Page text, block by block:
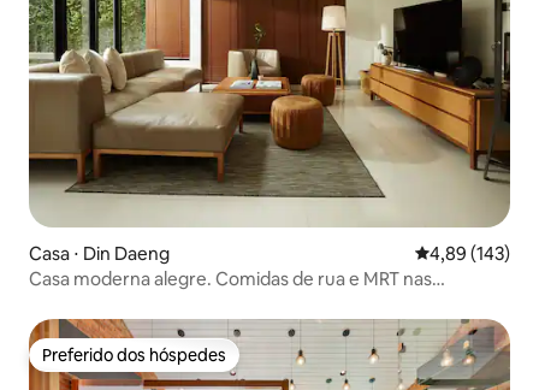
Casa ⋅ Din Daeng 4,89 de uma
4,89 (143)
Casa moderna alegre. Comidas de rua e MRT nas
Preferido dos hóspedes
Preferido dos hóspedes